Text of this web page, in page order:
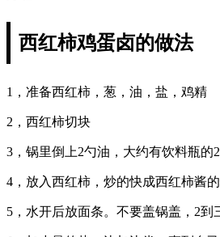
西红柿鸡蛋卤的做法
1，准备西红柿，葱，油，盐，鸡精
2，西红柿切块
3，锅里倒上2勺油，大约有饮料瓶的
4，放入西红柿，炒的快成西红柿酱
5，水开后放面条。不要盖锅盖，2到